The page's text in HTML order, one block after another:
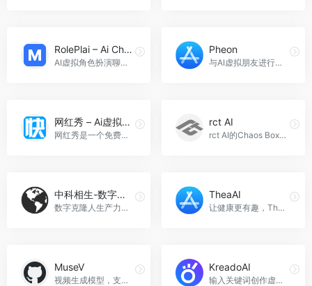
RolePlai – Ai Chatbots
AI虚拟角色扮演聊天机器人-AI聊天，RolePlai - Ai Chatbots官网入口网址
Pheon
与AI虚拟朋友进行聊天互动，Pheon官网入口网址
网红秀 – Ai虚拟好友
网红秀是一个免费的Ai网红生成工具，可以创建并训练超写实CG风格的Ai网红数字人，与他们进行语音聊天，享受真实的对话体验，网红秀 – Ai虚拟好友官网入口网址
rct AI
rct AI的Chaos Box利用先进的AI技术，为游戏开发者提供动态运动预测生成系统和智能虚拟人物交互技术，实现更真实、流畅的游戏体验，rct AI官网入口网址
中科相生-数字克隆人
数字克隆人生产力工具，让你轻松制作精美的视频内容，支持个性化定制，适用于内容营销、教育培训、社交媒体等场景，中科相生-数字克隆人官网入口网址
TheaAI
让健康更有趣，TheaAI官网入口网址
MuseV
视频生成模型，支持无限长度高保真虚拟人视频生成，MuseV官网入口网址
KreadoAI
输入关键词创作虚拟人物口播视频，KreadoAI是一款创新型人工智能应用，可以基于关键词和语义理解技术驱动口播视频的创建。想象一下，您可以在几分钟内为您的品牌或个人创造一个虚拟的品牌代言人，并使他们在不同领域中代言，宣传或招聘，KreadoAI官网入口网址